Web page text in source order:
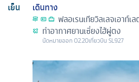
เย็น
เดินทาง
ฟลอเรนเทียวิลเลจเอาท์เ
ท่าอากาศยานเซี่ยงไฮ้ผู่ตง
นัดหมายออก02.20เที่ยวบิน SL927